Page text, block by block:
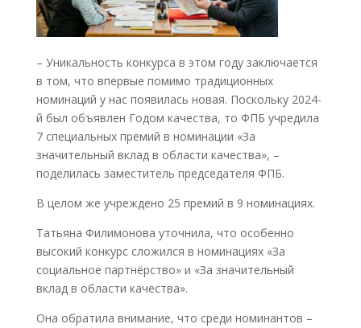
– Уникальность конкурса в этом году заключается
в том, что впервые помимо традиционных
номинаций у нас появилась новая. Поскольку 2024-
й был объявлен Годом качества, то ФПБ учредила
7 специальных премий в номинации «За
значительный вклад в области качества», –
поделилась заместитель председателя ФПБ.
В целом же учреждено 25 премий в 9 номинациях.
Татьяна Филимонова уточнила, что особенно
высокий конкурс сложился в номинациях «За
социальное партнёрство» и «За значительный
вклад в области качества».
Она обратила внимание, что среди номинантов –